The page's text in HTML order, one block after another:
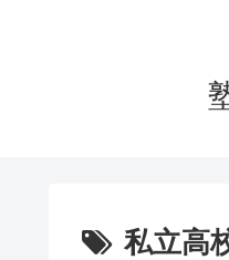
私立高